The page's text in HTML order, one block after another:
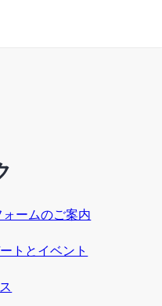
ームのご案内
トとイベント